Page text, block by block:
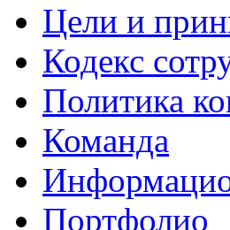
Цели и
Кодекс
Политика
Команда
Портфолио